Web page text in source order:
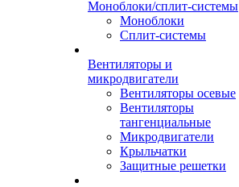
Моноблоки/сплит-системы
Моноблоки
Сплит-системы
Вентиляторы и
микродвигатели
Вентиляторы осевые
Вентиляторы
тангенциальные
Микродвигатели
Крыльчатки
Защитные решетки